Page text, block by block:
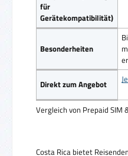
Vergleich von Prepaid SIM
für
Gerätekompatibilität)
Besonderheiten
Direkt zum Angebot
Costa Rica bietet